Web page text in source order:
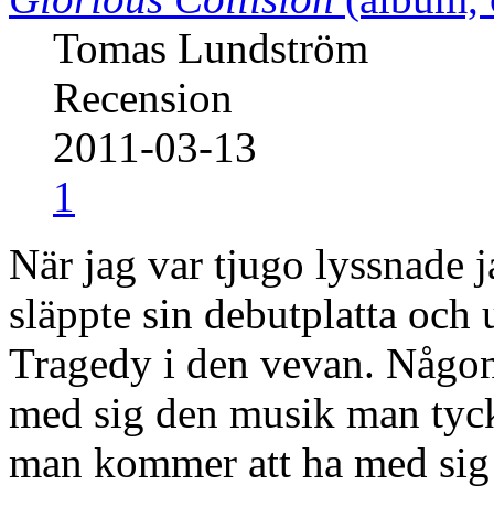
Tomas Lundström
Recension
2011-03-13
1
När jag var tjugo lyssnade
släppte sin debutplatta
Tragedy i den vevan.
med sig den musik man
man kommer att ha med